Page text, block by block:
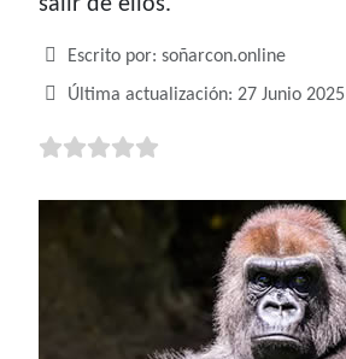
salir de ellos.
Detalles
Escrito por: soñarcon.online
Última actualización: 27 Junio 2025